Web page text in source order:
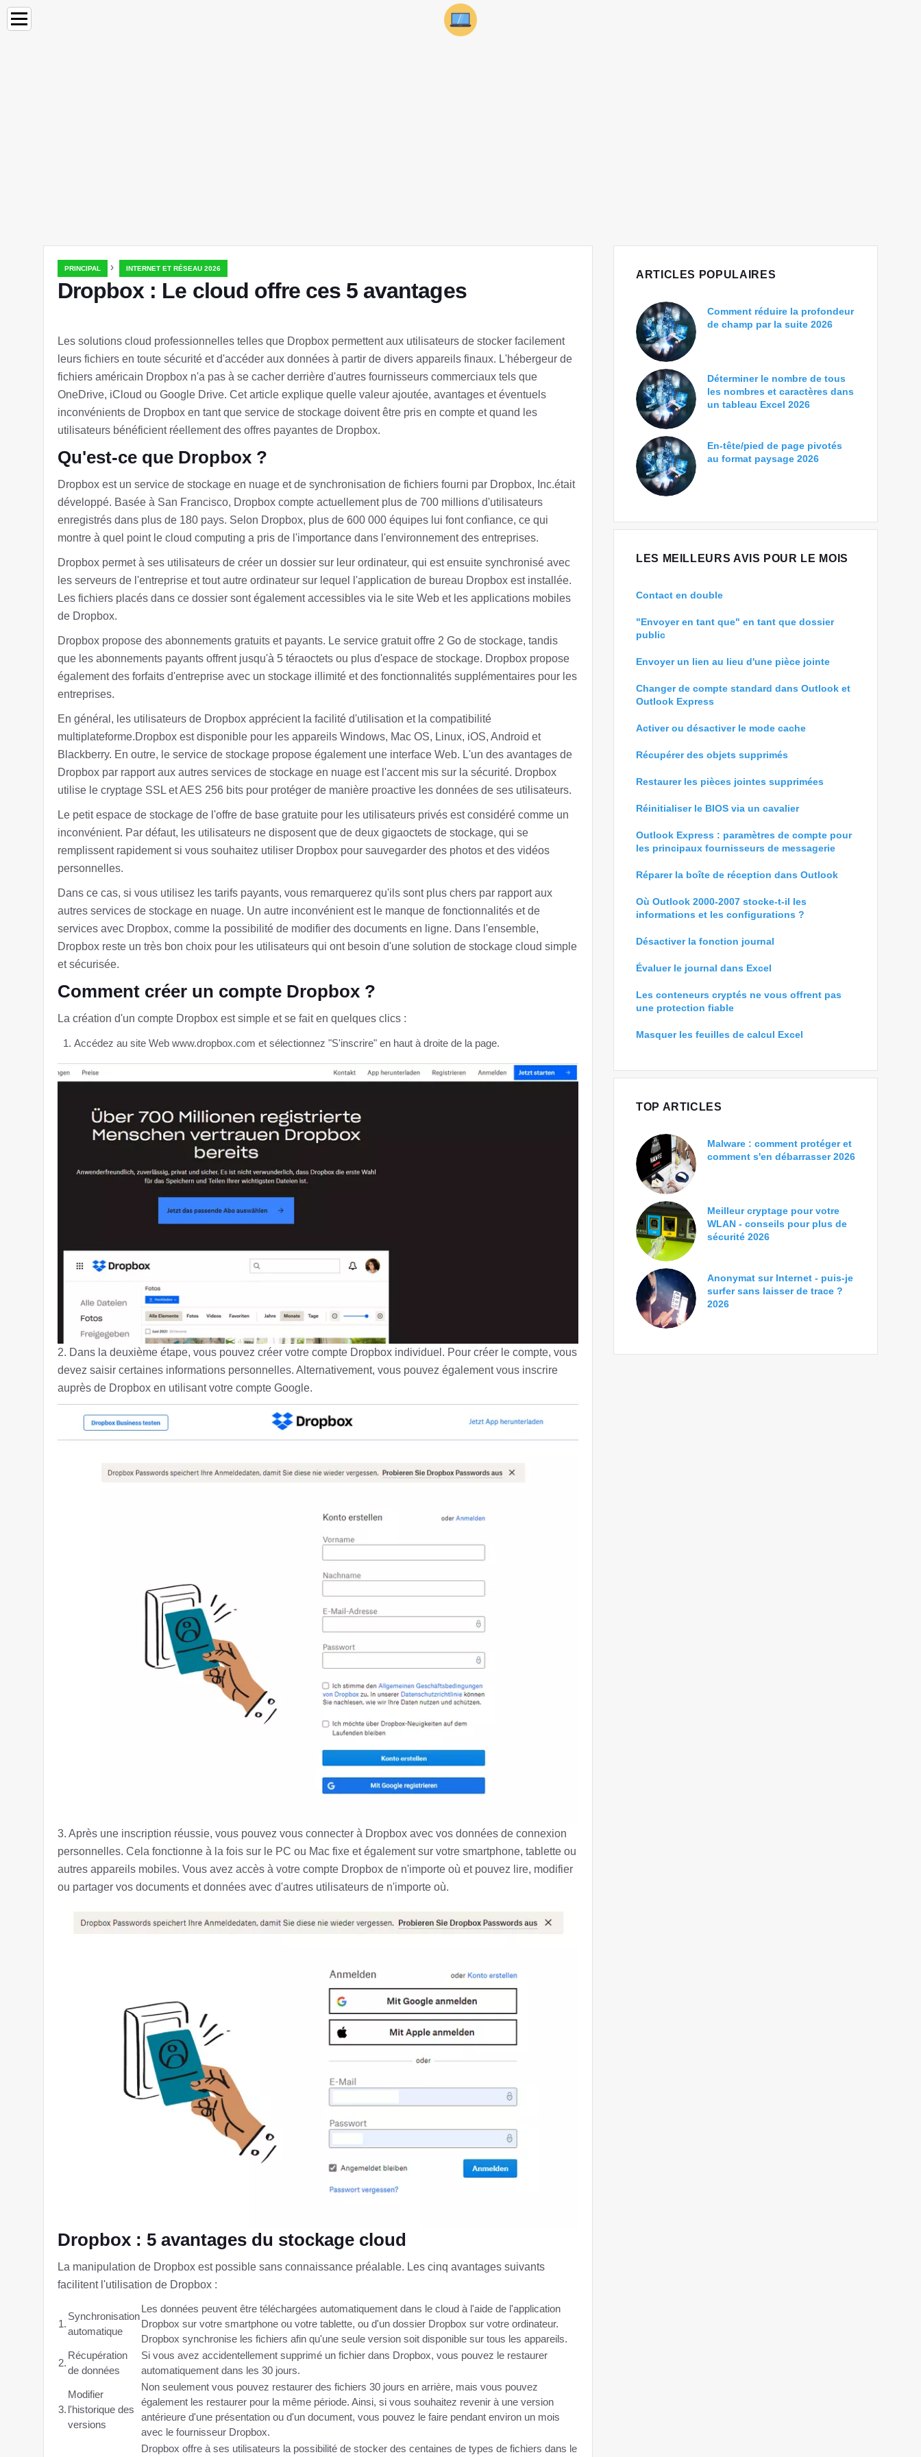
PRINCIPAL › INTERNET ET RÉSEAU 2026
Dropbox : Le cloud offre ces 5 avantages
Les solutions cloud professionnelles telles que Dropbox permettent aux utilisateurs de stocker facilement
leurs fichiers en toute sécurité et d'accéder aux données à partir de divers appareils finaux. L'hébergeur de
fichiers américain Dropbox n'a pas à se cacher derrière d'autres fournisseurs commerciaux tels que
OneDrive, iCloud ou Google Drive. Cet article explique quelle valeur ajoutée, avantages et éventuels
inconvénients de Dropbox en tant que service de stockage doivent être pris en compte et quand les
utilisateurs bénéficient réellement des offres payantes de Dropbox.
Qu'est-ce que Dropbox ?
Dropbox est un service de stockage en nuage et de synchronisation de fichiers fourni par Dropbox, Inc.était
développé. Basée à San Francisco, Dropbox compte actuellement plus de 700 millions d'utilisateurs
enregistrés dans plus de 180 pays. Selon Dropbox, plus de 600 000 équipes lui font confiance, ce qui
montre à quel point le cloud computing a pris de l'importance dans l'environnement des entreprises.
Dropbox permet à ses utilisateurs de créer un dossier sur leur ordinateur, qui est ensuite synchronisé avec
les serveurs de l'entreprise et tout autre ordinateur sur lequel l'application de bureau Dropbox est installée.
Les fichiers placés dans ce dossier sont également accessibles via le site Web et les applications mobiles
de Dropbox.
Dropbox propose des abonnements gratuits et payants. Le service gratuit offre 2 Go de stockage, tandis
que les abonnements payants offrent jusqu'à 5 téraoctets ou plus d'espace de stockage. Dropbox propose
également des forfaits d'entreprise avec un stockage illimité et des fonctionnalités supplémentaires pour les
entreprises.
En général, les utilisateurs de Dropbox apprécient la facilité d'utilisation et la compatibilité
multiplateforme.Dropbox est disponible pour les appareils Windows, Mac OS, Linux, iOS, Android et
Blackberry. En outre, le service de stockage propose également une interface Web. L'un des avantages de
Dropbox par rapport aux autres services de stockage en nuage est l'accent mis sur la sécurité. Dropbox
utilise le cryptage SSL et AES 256 bits pour protéger de manière proactive les données de ses utilisateurs.
Le petit espace de stockage de l'offre de base gratuite pour les utilisateurs privés est considéré comme un
inconvénient. Par défaut, les utilisateurs ne disposent que de deux gigaoctets de stockage, qui se
remplissent rapidement si vous souhaitez utiliser Dropbox pour sauvegarder des photos et des vidéos
personnelles.
Dans ce cas, si vous utilisez les tarifs payants, vous remarquerez qu'ils sont plus chers par rapport aux
autres services de stockage en nuage. Un autre inconvénient est le manque de fonctionnalités et de
services avec Dropbox, comme la possibilité de modifier des documents en ligne. Dans l'ensemble,
Dropbox reste un très bon choix pour les utilisateurs qui ont besoin d'une solution de stockage cloud simple
et sécurisée.
Comment créer un compte Dropbox ?
La création d'un compte Dropbox est simple et se fait en quelques clics :
Accédez au site Web www.dropbox.com et sélectionnez "S'inscrire" en haut à droite de la page.
2. Dans la deuxième étape, vous pouvez créer votre compte Dropbox individuel. Pour créer le compte, vous
devez saisir certaines informations personnelles. Alternativement, vous pouvez également vous inscrire
auprès de Dropbox en utilisant votre compte Google.
3. Après une inscription réussie, vous pouvez vous connecter à Dropbox avec vos données de connexion
personnelles. Cela fonctionne à la fois sur le PC ou Mac fixe et également sur votre smartphone, tablette ou
autres appareils mobiles. Vous avez accès à votre compte Dropbox de n'importe où et pouvez lire, modifier
ou partager vos documents et données avec d'autres utilisateurs de n'importe où.
Dropbox : 5 avantages du stockage cloud
La manipulation de Dropbox est possible sans connaissance préalable. Les cinq avantages suivants
facilitent l'utilisation de Dropbox :
1.
Synchronisation
automatique
Les données peuvent être téléchargées automatiquement dans le cloud à l'aide de l'application
Dropbox sur votre smartphone ou votre tablette, ou d'un dossier Dropbox sur votre ordinateur.
Dropbox synchronise les fichiers afin qu'une seule version soit disponible sur tous les appareils.
2.
Récupération
de données
Si vous avez accidentellement supprimé un fichier dans Dropbox, vous pouvez le restaurer
automatiquement dans les 30 jours.
3.
Modifier
l'historique des
versions
Non seulement vous pouvez restaurer des fichiers 30 jours en arrière, mais vous pouvez
également les restaurer pour la même période. Ainsi, si vous souhaitez revenir à une version
antérieure d'une présentation ou d'un document, vous pouvez le faire pendant environ un mois
avec le fournisseur Dropbox.
Dropbox offre à ses utilisateurs la possibilité de stocker des centaines de types de fichiers dans le
ARTICLES POPULAIRES
Comment réduire la profondeur
de champ par la suite 2026
Déterminer le nombre de tous
les nombres et caractères dans
un tableau Excel 2026
En-tête/pied de page pivotés
au format paysage 2026
LES MEILLEURS AVIS POUR LE MOIS
Contact en double
"Envoyer en tant que" en tant que dossier
public
Envoyer un lien au lieu d'une pièce jointe
Changer de compte standard dans Outlook et
Outlook Express
Activer ou désactiver le mode cache
Récupérer des objets supprimés
Restaurer les pièces jointes supprimées
Réinitialiser le BIOS via un cavalier
Outlook Express : paramètres de compte pour
les principaux fournisseurs de messagerie
Réparer la boîte de réception dans Outlook
Où Outlook 2000-2007 stocke-t-il les
informations et les configurations ?
Désactiver la fonction journal
Évaluer le journal dans Excel
Les conteneurs cryptés ne vous offrent pas
une protection fiable
Masquer les feuilles de calcul Excel
TOP ARTICLES
Malware : comment protéger et
comment s'en débarrasser 2026
Meilleur cryptage pour votre
WLAN - conseils pour plus de
sécurité 2026
Anonymat sur Internet - puis-je
surfer sans laisser de trace ?
2026